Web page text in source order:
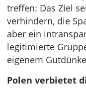
treffen: Das Ziel
verhindern, die
aber ein
legitimierte
eigenem
Polen verbietet